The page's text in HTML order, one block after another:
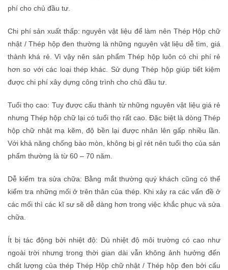
phí cho chủ đầu tư.
Chi phí sản xuất thấp: nguyên vật liệu để làm nên Thép Hộp chữ
nhật / Thép hộp đen thường là những nguyên vật liệu dễ tìm, giá
thành khá rẻ. Vì vậy nên sản phẩm Thép hộp luôn có chi phí rẻ
hơn so với các loại thép khác. Sử dụng Thép hộp giúp tiết kiệm
được chi phí xây dựng công trình cho chủ đầu tư.
Tuổi thọ cao: Tuy được cấu thành từ những nguyên vật liệu giá rẻ
nhưng Thép hộp chữ lại có tuổi thọ rất cao. Đặc biệt là dòng Thép
hộp chữ nhật mạ kẽm, độ bền lại được nhân lên gấp nhiều lần.
Với khả năng chống bào mòn, không bị gỉ rét nên tuổi thọ của sản
phẩm thường là từ 60 – 70 năm.
Dễ kiểm tra sửa chữa: Bằng mắt thường quý khách cũng có thể
kiểm tra những mối ở trên thân của thép. Khi xảy ra các vấn đề ở
các mối thì các kĩ sư sẽ dễ dàng hơn trong việc khắc phục và sửa
chữa.
Ít bị tác động bởi nhiệt độ: Dù nhiệt độ môi trường có cao như
ngoài trời nhưng trong thời gian dài vẫn không ảnh hưởng đến
chất lượng của thép Thép Hộp chữ nhật / Thép hộp đen bởi cấu